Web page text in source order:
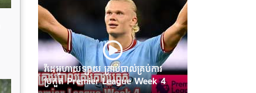
វីដេអូហាយឡាយ គ្រាប់បាល់គ្រប់ការ
ប្រកួត Premier League Week 4